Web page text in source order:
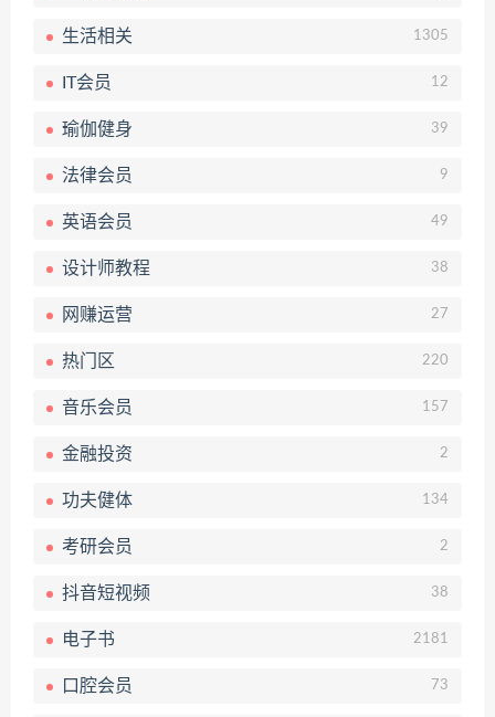
生活相关 1305
IT会员 12
瑜伽健身 39
法律会员 9
英语会员 49
设计师教程 38
网赚运营 27
热门区 220
音乐会员 157
金融投资 2
功夫健体 134
考研会员 2
抖音短视频 38
电子书 2181
口腔会员 73